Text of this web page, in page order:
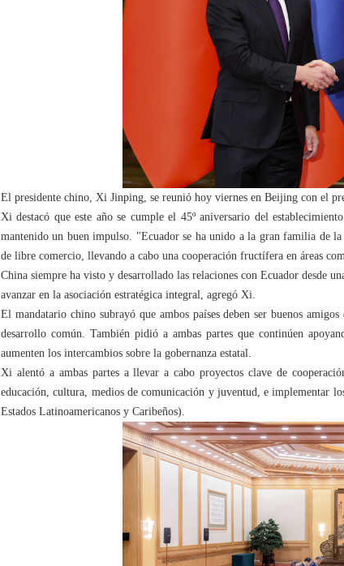
El presidente chino, Xi Jinping, se reunió hoy viernes en Beijing con el
Xi destacó que este año se cumple el 45º aniversario del
mantenido un buen impulso. "Ecuador se ha unido a la gran familia de
de libre comercio, llevando a cabo una cooperación fructífera en áreas
China siempre ha visto y desarrollado las relaciones con Ecuador desde
avanzar en la asociación estratégica integral, agregó Xi.
El mandatario chino subrayó que ambos países deben ser buenos
desarrollo común. También pidió a ambas partes que continúen
aumenten los intercambios sobre la gobernanza estatal.
Xi alentó a ambas partes a llevar a cabo proyectos clave de
educación, cultura, medios de comunicación y juventud, e implementar
Estados Latinoamericanos y Caribeños).